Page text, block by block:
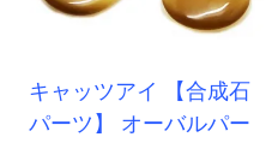
キャッツアイ 【合成石
パーツ】 オーバルパー